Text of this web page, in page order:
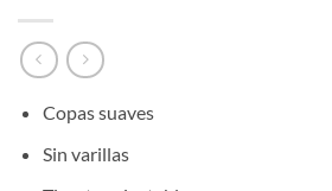
Copas suaves
Sin varillas